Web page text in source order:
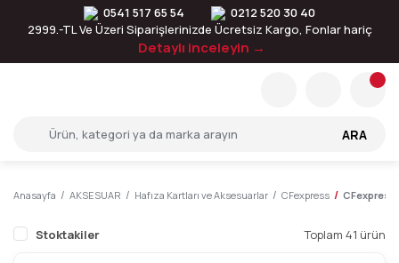
0541 517 65 54
0212 520 30 40
2999.-TL Ve Üzeri Siparişlerinizde Ücretsiz Kargo, Fonlar hariç
Detaylı inceleyin →
ARA
Anasayfa AKSESUAR Hafıza Kartları ve Aksesuarlar CFexpress CFexpress
Stoktakiler Toplam 41 ürün